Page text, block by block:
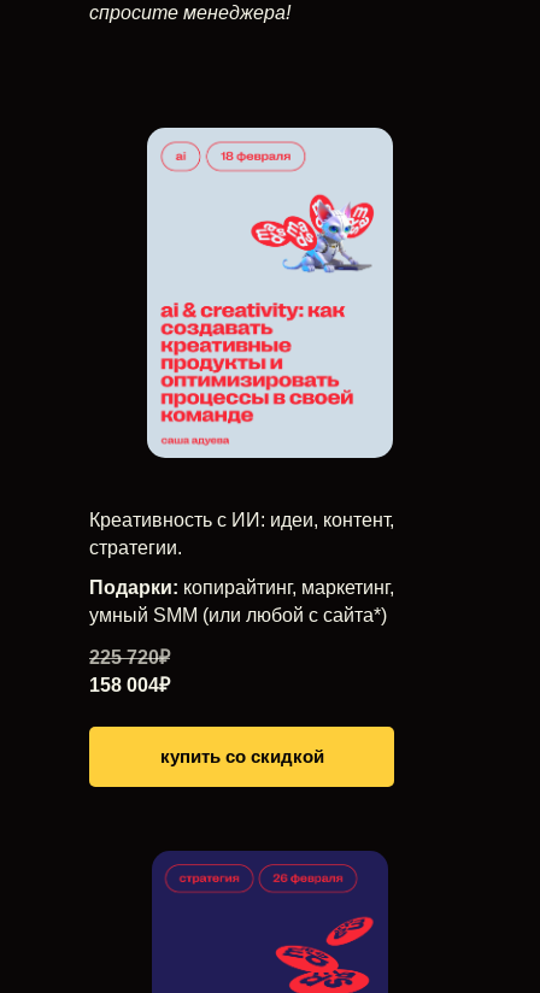
спросите менеджера!
купить со скидкой
Креативность с ИИ: идеи, контент,
стратегии.
Подарки: копирайтинг, маркетинг,
умный SMM (или любой с сайта*)
225 720₽
158 004₽